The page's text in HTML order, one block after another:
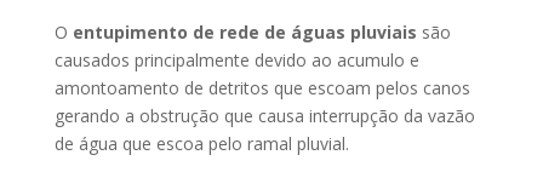
O entupimento de rede de águas pluviais são
causados principalmente devido ao acumulo e
amontoamento de detritos que escoam pelos canos
gerando a obstrução que causa interrupção da vazão
de água que escoa pelo ramal pluvial.